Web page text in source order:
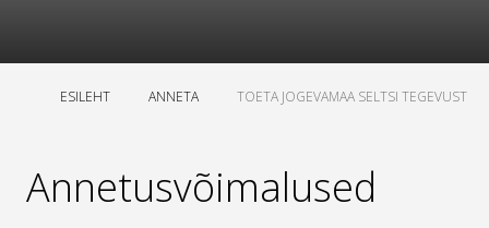
ESILEHT ANNETA TOETA JOGEVAMAA SELTSI TEGEVUST
Annetusvõimalused